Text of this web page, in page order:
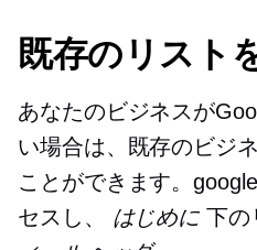
既存のリスト
あなたのビジネスが
い場合は、既存のビジ
ことができます。
セスし、
はじめに 下の